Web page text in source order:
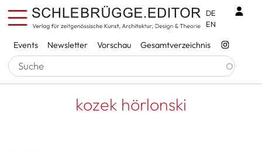
Direkt zum Inhalt
Services
Events Newsletter Vorschau Gesamtverzeichnis
DE
EN
Pfadnavigation
Startseite Kozek Hörlonski
kozek hörlonski